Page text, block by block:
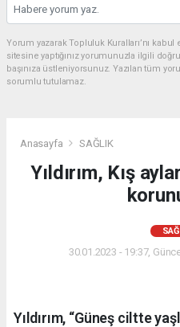
Yorum yazarak Topluluk Kuralları’nı
sitesine yaptığınız yorumunuzla ilgili
başınıza üstleniyorsunuz. Yazılan tüm
sorumlu tutulamaz.
Anasayfa SAĞLIK
Yıldırım, Kış
30.01.2023 - 19:37,
Yıldırım, “Güneş ciltte